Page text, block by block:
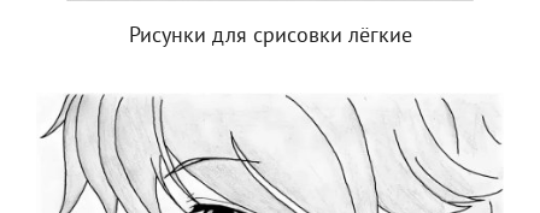
Рисунки для срисовки лёгкие